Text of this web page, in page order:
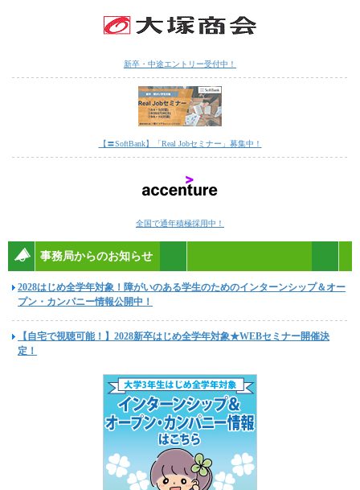
新卒・中途エントリー受付中！
【〓SoftBank】「Real Jobセミナー」募集中！
全国で通年積極採用中！
事務局からのお知らせ
2028はじめ全学年対象！障がいのある学生のためのインターンシップ＆オー
プン・カンパニー情報公開中！
【自宅で視聴可能！】2028新卒はじめ全学年対象★WEBセミナー開催決
定！